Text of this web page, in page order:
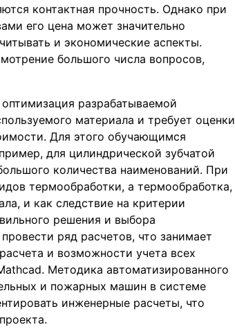
контактная прочность. Однако при
его цена может значительно
и экономические аспекты.
большого числа вопросов,
разрабатываемой
материала и требует оценки
Для этого обучающимся
для цилиндрической зубчатой
количества наименований. При
термообработки, а термообработка,
и как следствие на критерии
решения и выбора
ряд расчетов, что занимает
и возможности учета всех
Методика автоматизированного
и пожарных машин в системе
инженерные расчеты, что